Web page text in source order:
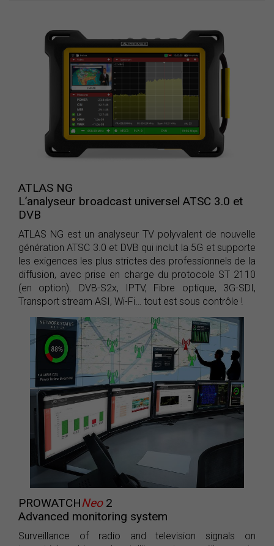
ATLAS NG
L’analyseur broadcast universel ATSC 3.0 et
DVB
ATLAS NG est un analyseur TV polyvalent de nouvelle
génération ATSC 3.0 et DVB qui inclut la 5G et supporte
les exigences les plus strictes des professionnels de la
diffusion, avec prise en charge du protocole ST 2110
(en option). DVB-S2x, IPTV, Fibre optique, 3G-SDI,
Transport stream ASI, Wi-Fi… tout est sous contrôle !
PROWATCHNeo2
Advanced monitoring system
Surveillance of radio and television signals on